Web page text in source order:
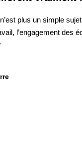
plus un simple
l’engagement des